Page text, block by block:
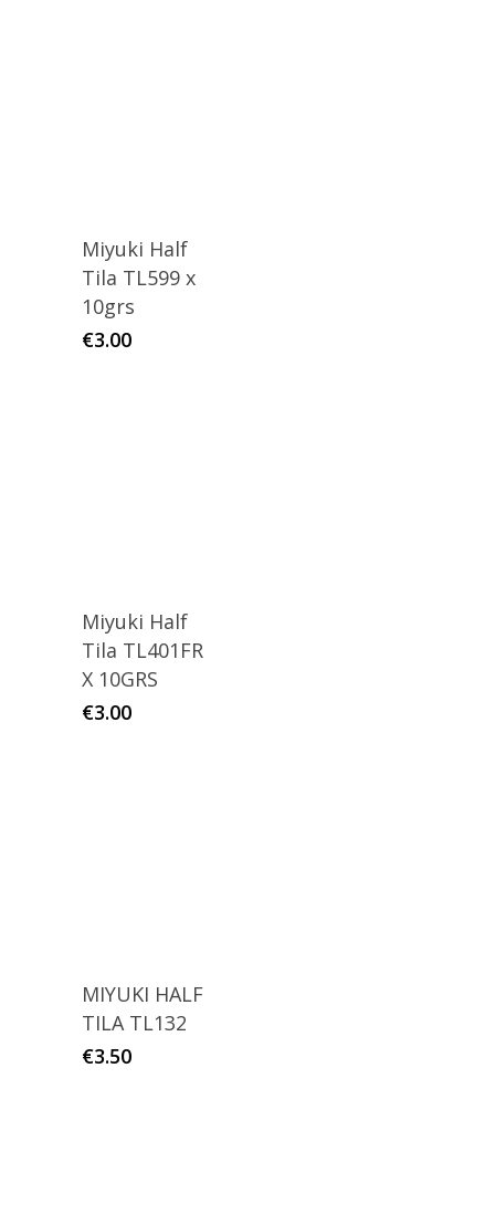
Miyuki Half
Tila TL599 x
10grs
€3.00
Miyuki Half
Tila TL401FR
X 10GRS
€3.00
MIYUKI HALF
TILA TL132
€3.50